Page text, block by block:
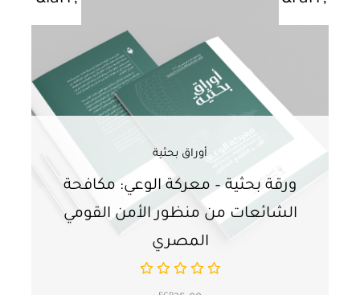
أوراق بحثية
ورقة بحثية – معركة الوعي: مكافحة
الشائعات من منظور الأمن القومي
المصري